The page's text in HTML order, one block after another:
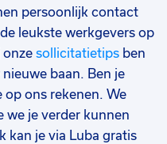
persoonlijk contact
leukste werkgevers op
onze sollicitatietips ben
baan. Ben je
op ons rekenen. We
we je verder kunnen
kan je via Luba gratis